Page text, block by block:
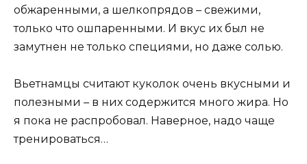
обжаренными, а шелкопрядов – свежими,
только что ошпаренными. И вкус их был не
замутнен не только специями, но даже солью.
Вьетнамцы считают куколок очень вкусными и
полезными – в них содержится много жира. Но
я пока не распробовал. Наверное, надо чаще
тренироваться…